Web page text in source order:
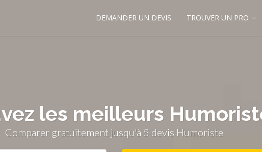
DEMANDER UN DEVIS TROUVER UN PRO
les meilleurs
Comparer gratuitement jusqu'à 5 devis Humoriste